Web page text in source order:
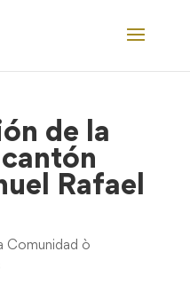
de la
Rafael
Comunidad ò